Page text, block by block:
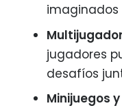
imaginados
jugadores
desafíos
Minijuegos